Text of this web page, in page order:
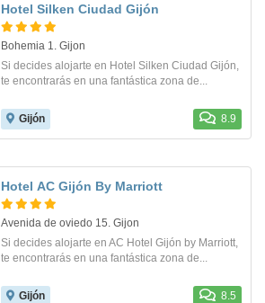
Hotel Silken Ciudad Gijón
Bohemia 1. Gijon
Si decides alojarte en Hotel Silken Ciudad Gijón,
te encontrarás en una fantástica zona de...
Gijón 8.9
Hotel AC Gijón By Marriott
Avenida de oviedo 15. Gijon
Si decides alojarte en AC Hotel Gijón by Marriott,
te encontrarás en una fantástica zona de...
Gijón 8.5